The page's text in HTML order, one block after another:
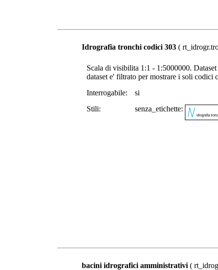
Idrografia tronchi codici 303 (
Scala di visibilita 1:1 - 1:5000000.
dataset e' filtrato per mostrare i soli codici
Interrogabile:
si
Stili:
senza_etichette:
bacini idrografici amministrativi (